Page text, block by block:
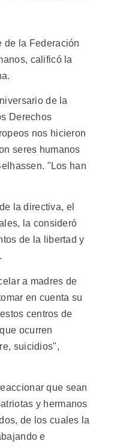
de la Federación
calificó la
de la
Derechos
nos hicieron
seres humanos
"Los han
la directiva, el
la consideró
de la libertad y
a madres de
en cuenta su
centros de
ocurren
suicidios",
que sean
y hermanos
de los cuales la
e